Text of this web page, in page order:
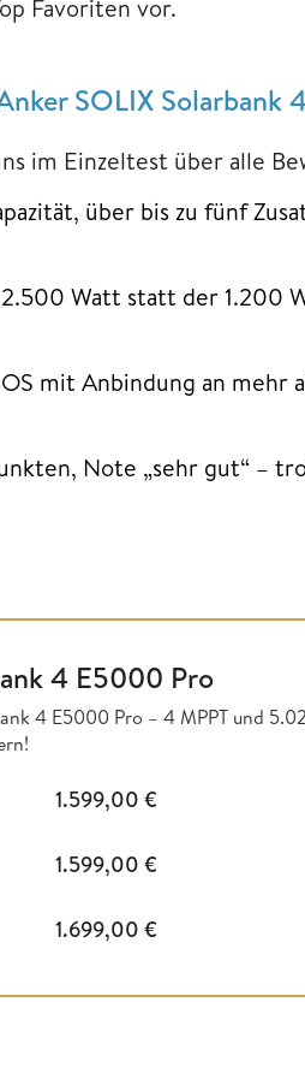
Favoriten vor.
SOLIX Solarbank
im Einzeltest über alle
über bis zu fünf
Watt statt der 1.200
mit Anbindung an mehr
Note „sehr gut“ –
4 E5000 Pro
4 E5000 Pro – 4 MPPT und
1.599,00€
1.599,00€
1.699,00€